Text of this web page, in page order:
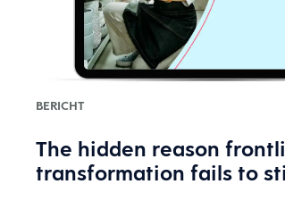
BERICHT
The hidden reason
transformation fails to